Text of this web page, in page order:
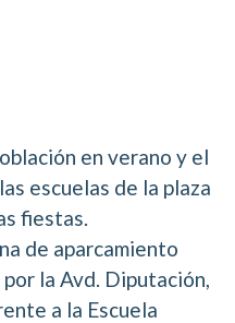
en verano y el
escuelas de la plaza
fiestas.
de aparcamiento
la Avd. Diputación,
a la Escuela